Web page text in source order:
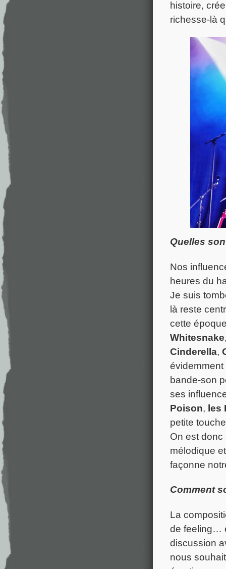
histoire,
richesse-là
Quelles
Nos
heures du
Je suis
là reste
cette
Whitesnake
Cinderella,
évidemment
bande-son
ses
Poison, les
petite
On est
mélodique
façonne
Comment
La
de feeling…
discussion
nous